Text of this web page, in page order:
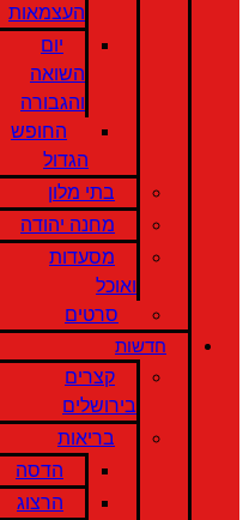
העצמאות
יום
השואה
והגבורה
החופש
הגדול
בתי מלון
מחנה יהודה
מסעדות
ואוכל
סרטים
חדשות
קצרים
בירושלים
בריאות
הדסה
הרצוג